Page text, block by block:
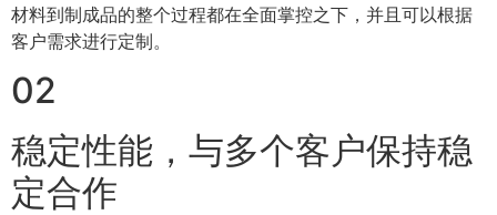
材料到制成品的整个过程都在全面掌控之下，并且可以根据
客户需求进行定制。
02
稳定性能，与多个客户保持稳
定合作